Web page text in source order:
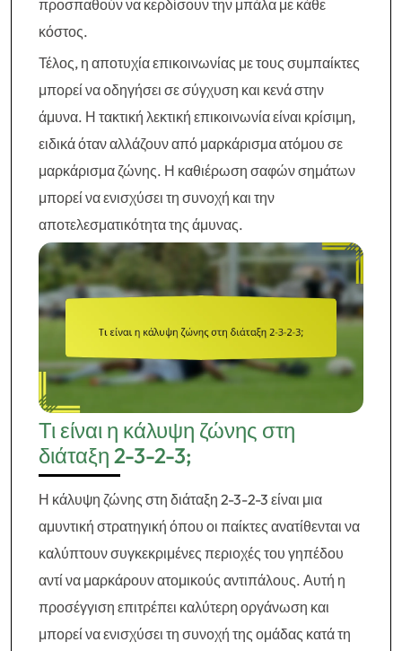
προσπαθούν να κερδίσουν την μπάλα με κάθε
κόστος.
Τέλος, η αποτυχία επικοινωνίας με τους συμπαίκτες
μπορεί να οδηγήσει σε σύγχυση και κενά στην
άμυνα. Η τακτική λεκτική επικοινωνία είναι κρίσιμη,
ειδικά όταν αλλάζουν από μαρκάρισμα ατόμου σε
μαρκάρισμα ζώνης. Η καθιέρωση σαφών σημάτων
μπορεί να ενισχύσει τη συνοχή και την
αποτελεσματικότητα της άμυνας.
Τι είναι η κάλυψη ζώνης στη
διάταξη 2-3-2-3;
Η κάλυψη ζώνης στη διάταξη 2-3-2-3 είναι μια
αμυντική στρατηγική όπου οι παίκτες ανατίθενται να
καλύπτουν συγκεκριμένες περιοχές του γηπέδου
αντί να μαρκάρουν ατομικούς αντιπάλους. Αυτή η
προσέγγιση επιτρέπει καλύτερη οργάνωση και
μπορεί να ενισχύσει τη συνοχή της ομάδας κατά τη